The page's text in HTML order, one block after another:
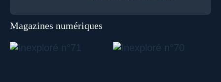
Magazines numériques